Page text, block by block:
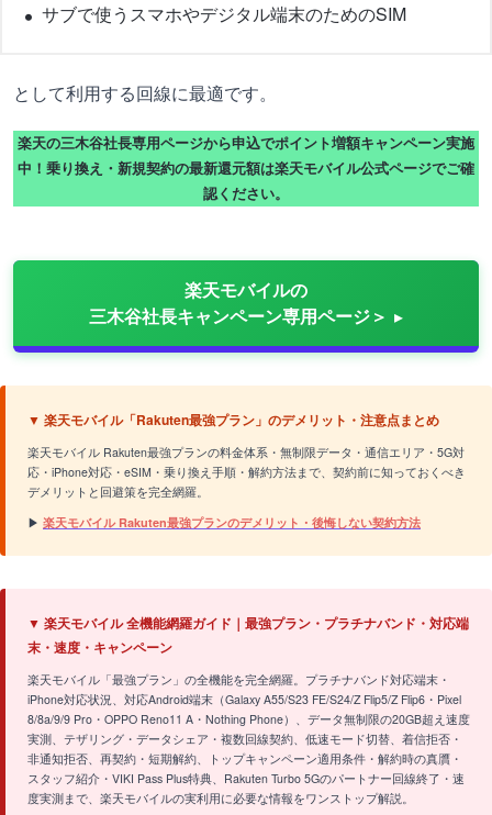
サブで使うスマホやデジタル端末のためのSIM
として利用する回線に最適です。
楽天の三木谷社長専用ページから申込でポイント増額キャンペーン実施
中！乗り換え・新規契約の最新還元額は楽天モバイル公式ページでご確
認ください。
楽天モバイルの
三木谷社長キャンペーン専用ページ＞
▼ 楽天モバイル「Rakuten最強プラン」のデメリット・注意点まとめ
楽天モバイル Rakuten最強プランの料金体系・無制限データ・通信エリア・5G対
応・iPhone対応・eSIM・乗り換え手順・解約方法まで、契約前に知っておくべき
デメリットと回避策を完全網羅。
▶ 楽天モバイル Rakuten最強プランのデメリット・後悔しない契約方法
▼ 楽天モバイル 全機能網羅ガイド｜最強プラン・プラチナバンド・対応端
末・速度・キャンペーン
楽天モバイル「最強プラン」の全機能を完全網羅。プラチナバンド対応端末・
iPhone対応状況、対応Android端末（Galaxy A55/S23 FE/S24/Z Flip5/Z Flip6・Pixel
8/8a/9/9 Pro・OPPO Reno11 A・Nothing Phone）、データ無制限の20GB超え速度
実測、テザリング・データシェア・複数回線契約、低速モード切替、着信拒否・
非通知拒否、再契約・短期解約、トップキャンペーン適用条件・解約時の真贋・
スタッフ紹介・VIKI Pass Plus特典、Rakuten Turbo 5Gのパートナー回線終了・速
度実測まで、楽天モバイルの実利用に必要な情報をワンストップ解説。